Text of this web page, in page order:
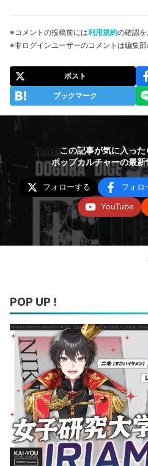
※コメントの投稿前には利用規約の確認を
※非ログインユーザーのコメントは編集部
ポスト
ブックマーク
この記事が気に入っ
ポップカルチャーの最
フォローする フォロ
YouTube
POP UP !